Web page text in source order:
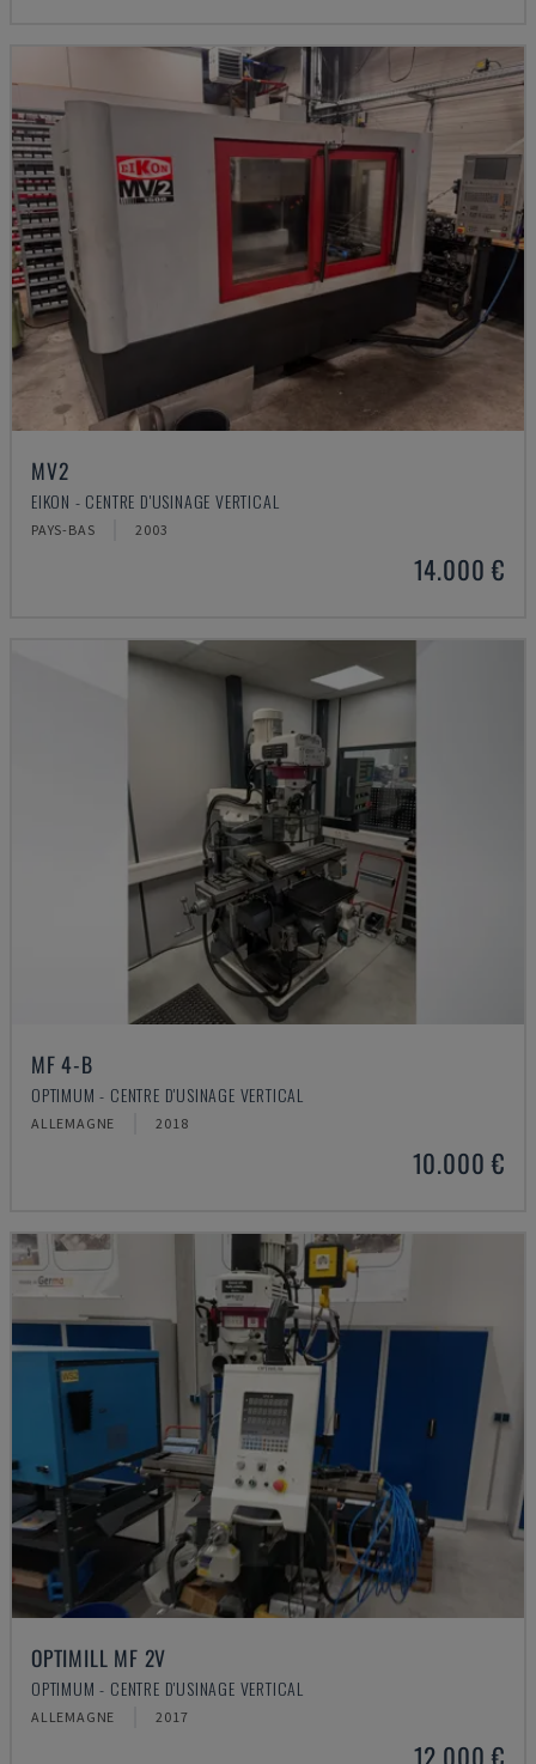
MV2
EIKON - CENTRE D'USINAGE VERTICAL
PAYS-BAS 2003
14.000 €
MF 4-B
OPTIMUM - CENTRE D'USINAGE VERTICAL
ALLEMAGNE 2018
10.000 €
OPTIMILL MF 2V
OPTIMUM - CENTRE D'USINAGE VERTICAL
ALLEMAGNE 2017
12.000 €